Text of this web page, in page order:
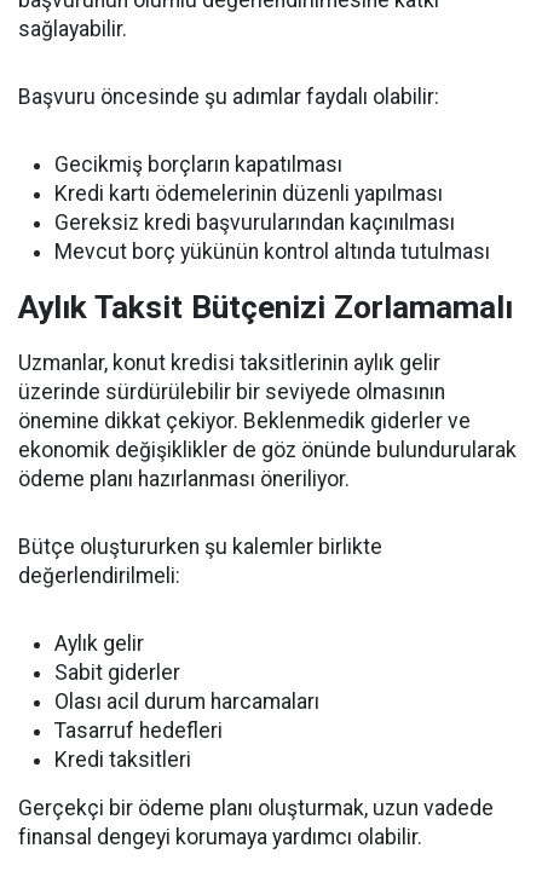
sağlayabilir.
Başvuru öncesinde şu adımlar faydalı olabilir:
Gecikmiş borçların kapatılması
Kredi kartı ödemelerinin düzenli yapılması
Gereksiz kredi başvurularından kaçınılması
Mevcut borç yükünün kontrol altında tutulması
Aylık Taksit Bütçenizi Zorlamamalı
Uzmanlar, konut kredisi taksitlerinin aylık gelir
üzerinde sürdürülebilir bir seviyede olmasının
önemine dikkat çekiyor. Beklenmedik giderler ve
ekonomik değişiklikler de göz önünde bulundurularak
ödeme planı hazırlanması öneriliyor.
Bütçe oluştururken şu kalemler birlikte
değerlendirilmeli:
Aylık gelir
Sabit giderler
Olası acil durum harcamaları
Tasarruf hedefleri
Kredi taksitleri
Gerçekçi bir ödeme planı oluşturmak, uzun vadede
finansal dengeyi korumaya yardımcı olabilir.